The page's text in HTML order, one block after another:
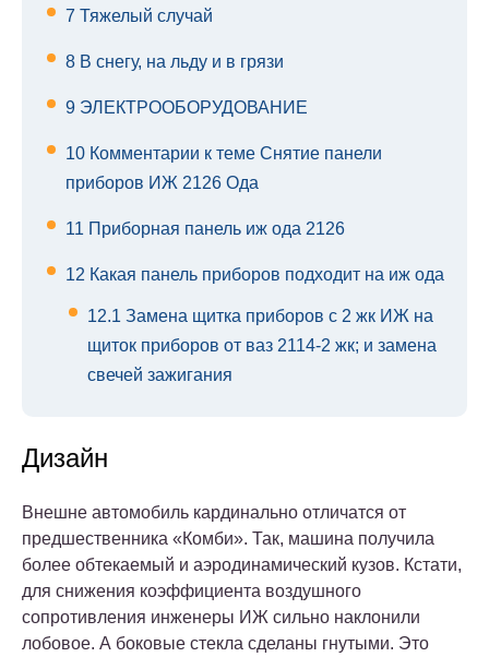
7 Тяжелый случай
8 В снегу, на льду и в грязи
9 ЭЛЕКТРООБОРУДОВАНИЕ
10 Комментарии к теме Снятие панели
приборов ИЖ 2126 Ода
11 Приборная панель иж ода 2126
12 Какая панель приборов подходит на иж ода
12.1 Замена щитка приборов с 2 жк ИЖ на
щиток приборов от ваз 2114-2 жк; и замена
свечей зажигания
Дизайн
Внешне автомобиль кардинально отличатся от
предшественника «Комби». Так, машина получила
более обтекаемый и аэродинамический кузов. Кстати,
для снижения коэффициента воздушного
сопротивления инженеры ИЖ сильно наклонили
лобовое. А боковые стекла сделаны гнутыми. Это